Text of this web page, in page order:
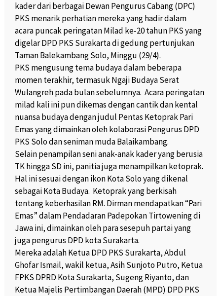
kader dari berbagai Dewan Pengurus Cabang (DPC)
PKS menarik perhatian mereka yang hadir dalam
acara puncak peringatan Milad ke-20 tahun PKS yang
digelar DPD PKS Surakarta di gedung pertunjukan
Taman Balekambang Solo, Minggu (29/4).
PKS mengusung tema budaya dalam beberapa
momen terakhir, termasuk Ngaji Budaya Serat
Wulangreh pada bulan sebelumnya. Acara peringatan
milad kali ini pun dikemas dengan cantik dan kental
nuansa budaya dengan judul Pentas Ketoprak Pari
Emas yang dimainkan oleh kolaborasi Pengurus DPD
PKS Solo dan seniman muda Balaikambang.
Selain penampilan seni anak-anak kader yang berusia
TK hingga SD ini, panitia juga menampilkan ketoprak.
Hal ini sesuai dengan ikon Kota Solo yang dikenal
sebagai Kota Budaya. Ketoprak yang berkisah
tentang keberhasilan RM. Dirman mendapatkan “Pari
Emas” dalam Pendadaran Padepokan Tirtowening di
Jawa ini, dimainkan oleh para sesepuh partai yang
juga pengurus DPD kota Surakarta.
Mereka adalah Ketua DPD PKS Surakarta, Abdul
Ghofar Ismail, wakil ketua, Asih Sunjoto Putro, Ketua
FPKS DPRD Kota Surakarta, Sugeng Riyanto, dan
Ketua Majelis Pertimbangan Daerah (MPD) DPD PKS